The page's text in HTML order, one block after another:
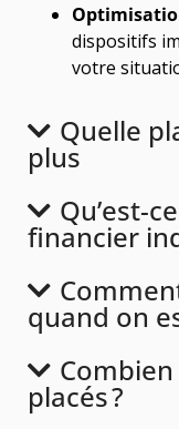
dispositifs
votre
Quelle
plus
Qu’est-
financier
quand on
placés ?